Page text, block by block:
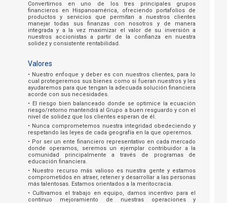
Convertirnos en uno de los tres principales grupos
financieros en Hispanoamérica, ofreciendo portafolios de
productos y servicios que permitan a nuestros clientes
manejar todas sus finanzas con nosotros y de manera
integrada y a la vez maximizar el valor de su inversión a
nuestros accionistas a partir de la confianza en nuestra
solidez y consistente rentabilidad.
Valores
• Nuestro enfoque y deber es con nuestros clientes, para lo
cual protegeremos sus bienes como si fueran nuestros y les
ayudaremos para que tengan la adecuada solución financiera
acorde con sus necesidades.
• El riesgo bien balanceado donde se optimice la ecuación
riesgo/retorno mantendrá al Grupo a buen resguardo y con el
nivel de solidez que los clientes esperan de él.
• Nunca comprometemos nuestra integridad obedeciendo y
respetando las leyes de cada geografía en la que operemos.
• Por ser un ente financiero representativo en cada mercado
donde operamos, seremos un ejemplar contribuidor a la
comunidad principalmente a través de programas de
educación financiera.
• Nuestro recurso más valioso es nuestra gente y estamos
comprometidos en atraer, retener y desarrollar a las personas
más talentosas. Estamos orientados a la meritocracia.
• Cultivamos el trabajo en equipo, damos incentivo para el
continuo mejoramiento de nuestras operaciones y